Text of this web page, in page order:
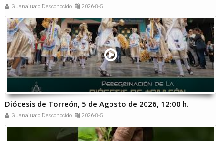
Guanajuato Desconocido 2026-8-5
Diócesis de Torreón, 5 de Agosto de 2026, 12:00 h.
Guanajuato Desconocido 2026-8-5